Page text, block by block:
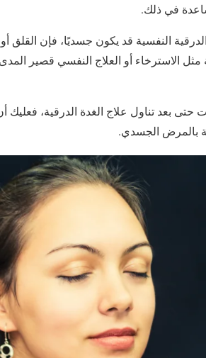
في ذلك.
النفسية قد يكون جسديًا، فإن القلق أو
مثل الاسترخاء أو العلاج النفسي قصير
حتى بعد تناول علاج الغدة الدرقية،
بالمرض الجسدي.